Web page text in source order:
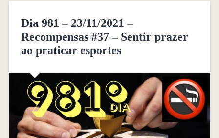
Dia 981 – 23/11/2021 –
Recompensas #37 – Sentir prazer
ao praticar esportes